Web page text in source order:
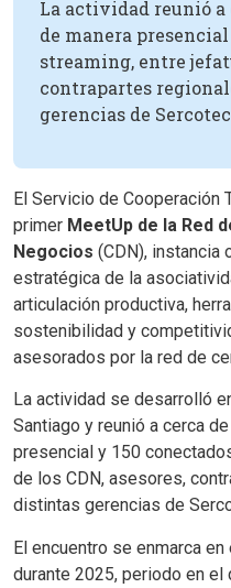
La actividad reunió
de manera
streaming, entre
contrapartes
gerencias de
El Servicio de Cooperación
primer MeetUp de la Red
Negocios (CDN), instancia
estratégica de la
articulación productiva,
sostenibilidad y
asesorados por la red de
La actividad se desarrolló
Santiago y reunió a cerca
presencial y 150
de los CDN, asesores,
distintas gerencias de
El encuentro se enmarca
durante 2025, periodo en el